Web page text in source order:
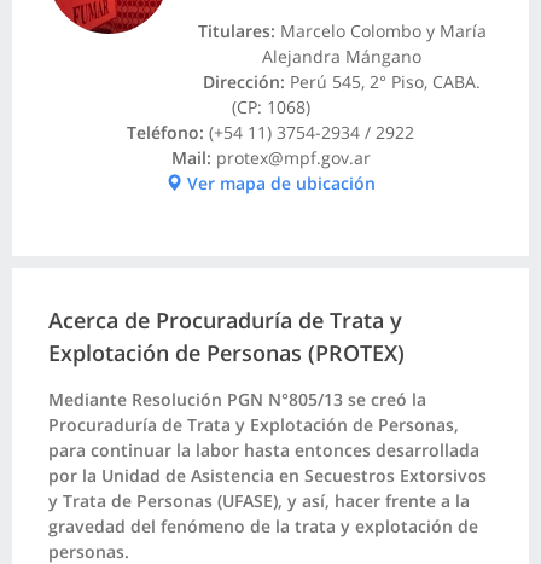
Titulares: Marcelo Colombo y María
Alejandra Mángano
Dirección: Perú 545, 2° Piso, CABA.
(CP: 1068)
Teléfono: (+54 11) 3754-2934 / 2922
Mail: protex@mpf.gov.ar
Ver mapa de ubicación
Acerca de Procuraduría de Trata y
Explotación de Personas (PROTEX)
Mediante Resolución PGN N°805/13 se creó la
Procuraduría de Trata y Explotación de Personas,
para continuar la labor hasta entonces desarrollada
por la Unidad de Asistencia en Secuestros Extorsivos
y Trata de Personas (UFASE), y así, hacer frente a la
gravedad del fenómeno de la trata y explotación de
personas.